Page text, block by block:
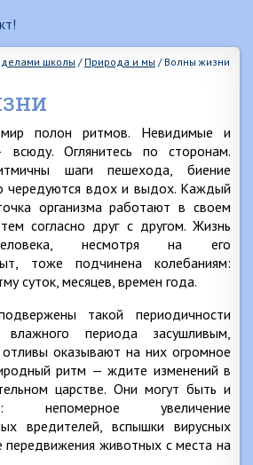
школы / Природа и мы / Волны жизни
полон ритмов. Невидимые и
Оглянитесь по сторонам.
шаги пешехода, биение
чередуются вдох и выдох. Каждый
организма работают в своем
согласно друг с другом. Жизнь
несмотря на его
тоже подчинена колебаниям:
суток, месяцев, времен года.
такой периодичности
периода засушливым,
оказывают на них огромное
ритм — ждите изменений в
царстве. Они могут быть и
непомерное увеличение
вредителей, вспышки вирусных
передвижения животных с места на